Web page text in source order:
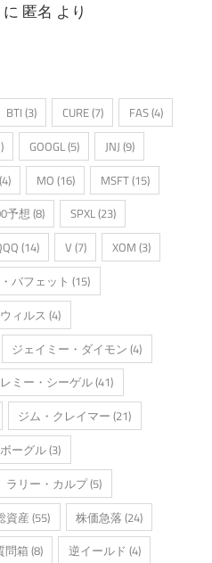
に 匿名 より
BTI (3) CURE(7) FAS(4)
GOOGL(5) JNJ (9)
MO (16) MSFT(15)
予想(8) SPXL(23)
(14) V (7) XOM (3)
バフェット (15)
ィルス (4)
ジェイミー・ダイモン (4)
ミー・シーゲル(41)
ジム・クレイマー (21)
ボーグル(3)
ラリー・カルプ(5)
資産 (55) 株価急落 (24)
問箱 (8) 逆イールド (4)